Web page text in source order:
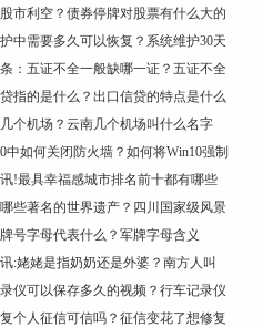
市利空？债券停牌对股票有什么大的
中需要多久可以恢复？系统维护30天
：五证不全一般缺哪一证？五证不全
指的是什么？出口信贷的特点是什么
个机场？云南几个机场叫什么名字
中如何关闭防火墙？如何将Win10强制
!最具幸福感城市排名前十都有哪些
些著名的世界遗产？四川国家级风景
号字母代表什么？军牌字母含义
:姥姥是指奶奶还是外婆？南方人叫
仪可以保存多久的视频？行车记录仪
个人征信可信吗？征信变花了想修复